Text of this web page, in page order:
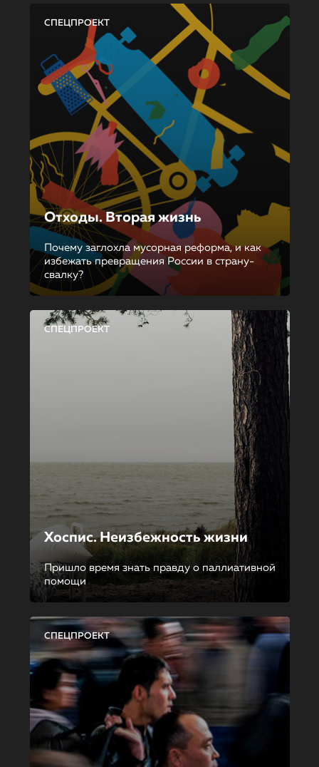
СПЕЦПРОЕКТ
Отходы. Вторая жизнь
Почему заглохла мусорная реформа, и как
избежать превращения России в страну-
свалку?
СПЕЦПРОЕКТ
Хоспис. Неизбежность жизни
Пришло время знать правду о паллиативной
помощи
СПЕЦПРОЕКТ